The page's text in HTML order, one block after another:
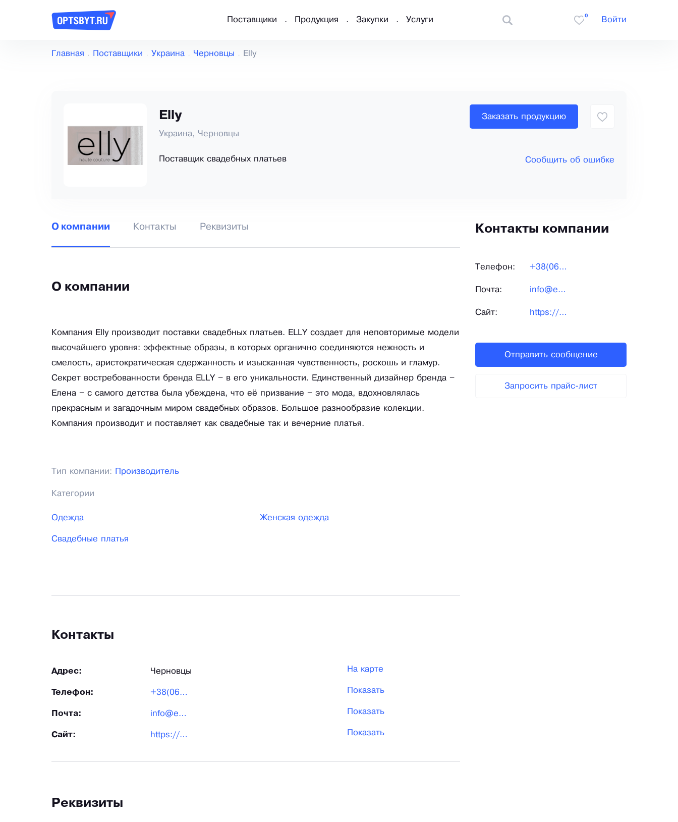
Поставщики Продукция Закупки Услуги
0
Войти
Главная Поставщики Украина Черновцы Elly
Elly
Украина, Черновцы
Поставщик свадебных платьев
Заказать продукцию
Сообщить об ошибке
О компании Контакты Реквизиты
О компании
Компания Elly производит поставки свадебных платьев. ELLY создает для неповторимые модели
высочайшего уровня: эффектные образы, в которых органично соединяются нежность и
смелость, аристократическая сдержанность и изысканная чувственность, роскошь и гламур.
Секрет востребованности бренда ELLY – в его уникальности. Единственный дизайнер бренда –
Елена – с самого детства была убеждена, что её призвание – это мода, вдохновлялась
прекрасным и загадочным миром свадебных образов. Большое разнообразие колекции.
Компания производит и поставляет как свадебные так и вечерние платья.
Тип компании: Производитель
Категории
Одежда Женская одежда
Свадебные платья
Контакты
Адрес: Черновцы На карте
Телефон: +38(068)222-24-25 Показать
Почта: info@ellybride.com Показать
Сайт: https://ellybride.com/ Показать
Реквизиты
Контакты компании
Телефон: +38(068)222-24-25
Почта: info@ellybride.com
Сайт: https://ellybride.com/
Отправить сообщение
Запросить прайс-лист